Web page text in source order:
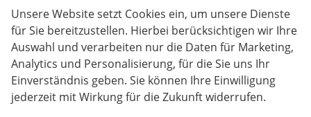
Vorhangairbags vorne und hinten, Seitenairbags
vorne
Zentraler Frontairbag
Schwarzer Kühlergrill mit Chromrahmen
Chromleiste am vorderen Stoßfänger
Höhenverstellbare Kopfstützen vorne und hinten
Unsere Website setzt Cookies ein, um unsere Dienste
für Sie bereitzustellen. Hierbei berücksichtigen wir Ihre
Auswahl und verarbeiten nur die Daten für Marketing,
Analytics und Personalisierung, für die Sie uns Ihr
Einverständnis geben. Sie können Ihre Einwilligung
jederzeit mit Wirkung für die Zukunft widerrufen.